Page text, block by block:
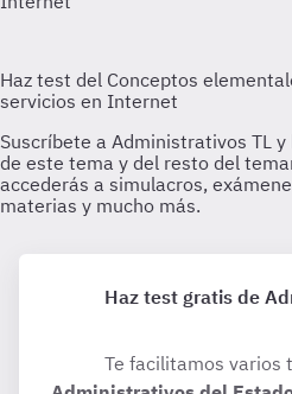
Haz test gratis de
Te facilitamos varios